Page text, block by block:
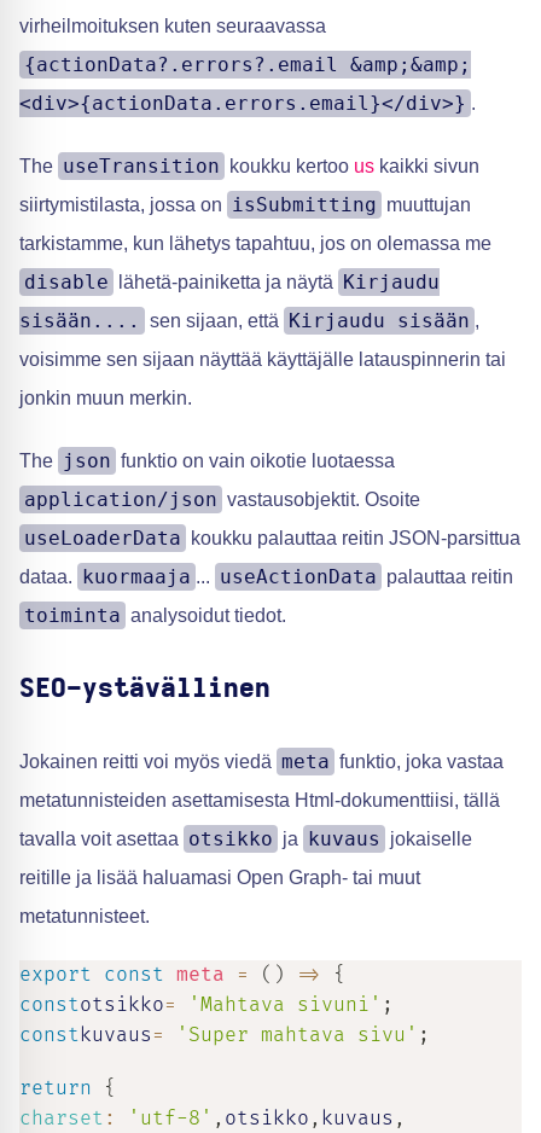
virheilmoituksen kuten seuraavassa
{actionData?.errors?.email &amp;&amp;
<div>{actionData.errors.email}</div>} .
The useTransition koukku kertoo us kaikki sivun
siirtymistilasta, jossa on isSubmitting muuttujan
tarkistamme, kun lähetys tapahtuu, jos on olemassa me
disable lähetä-painiketta ja näytä Kirjaudu
sisään....
sen sijaan, että Kirjaudu sisään ,
voisimme sen sijaan näyttää käyttäjälle latauspinnerin tai
jonkin muun merkin.
The json funktio on vain oikotie luotaessa
application/json vastausobjektit. Osoite
useLoaderData
koukku palauttaa reitin JSON-parsittua
dataa. kuormaaja ... useActionData palauttaa reitin
toiminta analysoidut tiedot.
SEO-ystävällinen
Jokainen reitti voi myös viedä meta funktio, joka vastaa
metatunnisteiden asettamisesta Html-dokumenttiisi, tällä
tavalla voit asettaa otsikko ja kuvaus
jokaiselle
reitille ja lisää haluamasi Open Graph- tai muut
metatunnisteet.
export const meta = ( ) =>
{
constotsikko= 'Mahtava sivuni' ;
constkuvaus = 'Super mahtava sivu' ;
return
{
charset : 'utf-8' , otsikko , kuvaus ,